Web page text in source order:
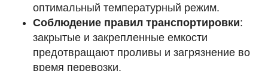
оптимальный температурный режим.
Соблюдение правил транспортировки:
закрытые и закрепленные емкости
предотвращают проливы и загрязнение во
время перевозки.